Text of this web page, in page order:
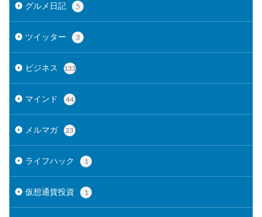
グルメ日記 5
ツイッター 3
ビジネス 133
マインド 44
メルマガ 23
ライフハック 1
仮想通貨投資 1